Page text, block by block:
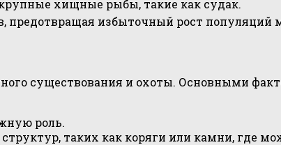
хищные рыбы, такие как судак.
предотвращая избыточный рост популяций
существования и охоты. Основными
роль.
таких как коряги или камни, где